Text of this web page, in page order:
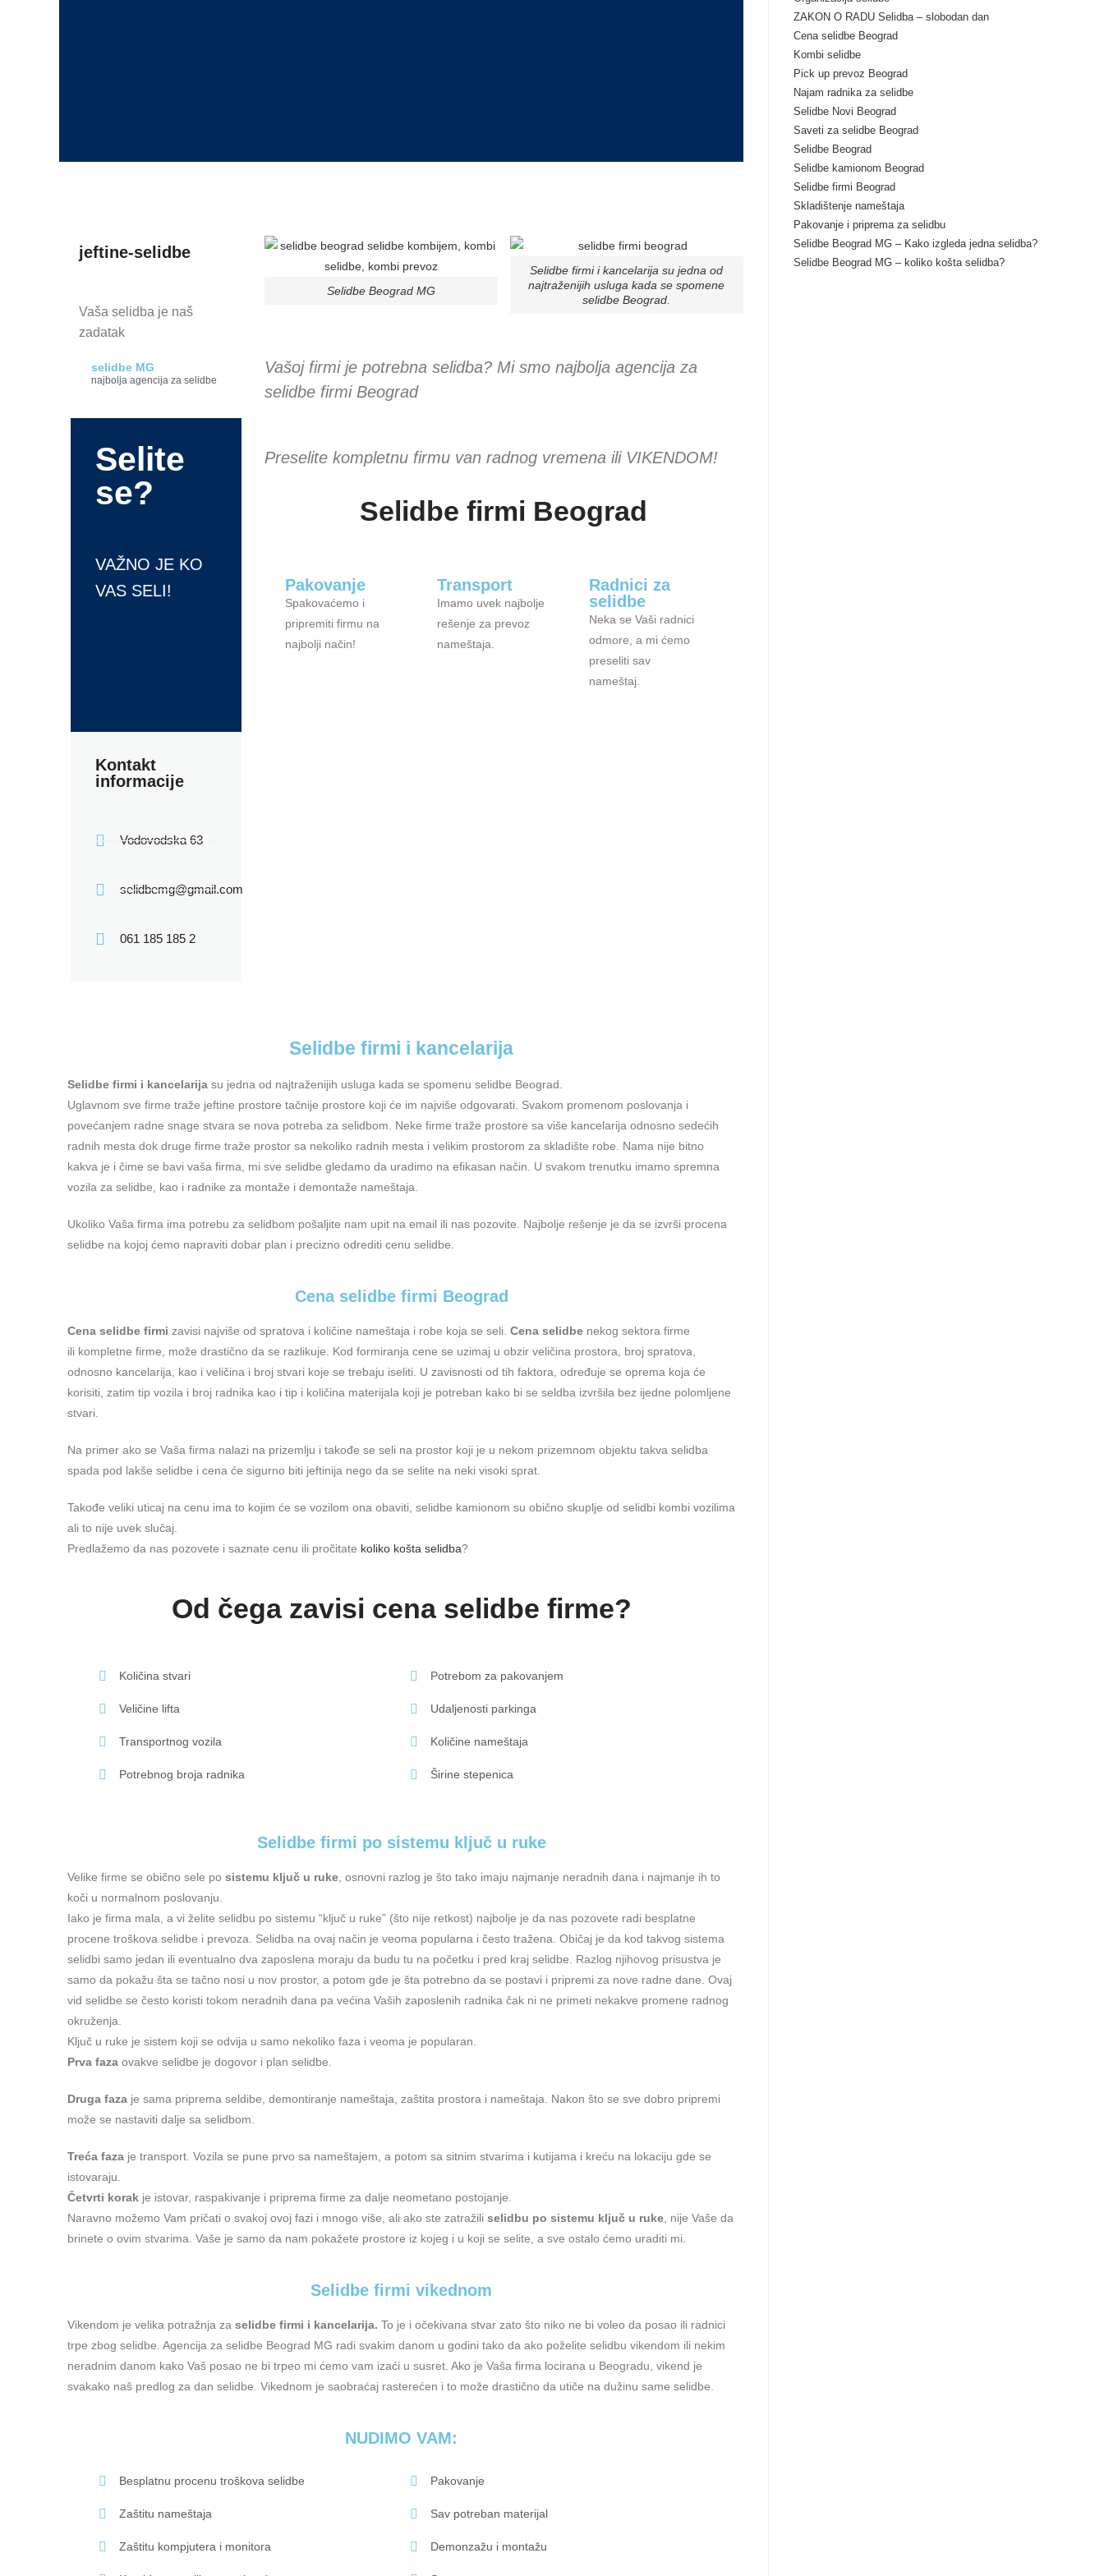
jeftine-selidbe
Vaša selidba je naš
zadatak
selidbe MG
najbolja agencija za selidbe
Selite
se?
VAŽNO JE KO
VAS SELI!
Kontakt
informacije
Vodovodska 63
selidbemg@gmail.com
061 185 185 2
Selidbe Beograd MG
Selidbe firmi i kancelarija su jedna od
najtraženijih usluga kada se spomene
selidbe Beograd.
Vašoj firmi je potrebna selidba? Mi smo najbolja agencija za
selidbe firmi Beograd
Preselite kompletnu firmu van radnog vremena ili VIKENDOM!
Selidbe firmi Beograd
Pakovanje
Spakovaćemo i
pripremiti firmu na
najbolji način!
Transport
Imamo uvek najbolje
rešenje za prevoz
nameštaja.
Radnici za
selidbe
Neka se Vaši radnici
odmore, a mi ćemo
preseliti sav
nameštaj.
Selidbe firmi i kancelarija
Selidbe firmi i kancelarija su jedna od najtraženijih usluga kada se spomenu selidbe Beograd.
Uglavnom sve firme traže jeftine prostore tačnije prostore koji će im najviše odgovarati. Svakom promenom poslovanja i
povećanjem radne snage stvara se nova potreba za selidbom. Neke firme traže prostore sa više kancelarija odnosno sedećih
radnih mesta dok druge firme traže prostor sa nekoliko radnih mesta i velikim prostorom za skladište robe. Nama nije bitno
kakva je i čime se bavi vaša firma, mi sve selidbe gledamo da uradimo na efikasan način. U svakom trenutku imamo spremna
vozila za selidbe, kao i radnike za montaže i demontaže nameštaja.
Ukoliko Vaša firma ima potrebu za selidbom pošaljite nam upit na email ili nas pozovite. Najbolje rešenje je da se izvrši procena
selidbe na kojoj ćemo napraviti dobar plan i precizno odrediti cenu selidbe.
Cena selidbe firmi Beograd
Cena selidbe firmi zavisi najviše od spratova i količine nameštaja i robe koja se seli. Cena selidbe nekog sektora firme
ili kompletne firme, može drastično da se razlikuje. Kod formiranja cene se uzimaj u obzir veličina prostora, broj spratova,
odnosno kancelarija, kao i veličina i broj stvari koje se trebaju iseliti. U zavisnosti od tih faktora, određuje se oprema koja će
korisiti, zatim tip vozila i broj radnika kao i tip i količina materijala koji je potreban kako bi se seldba izvršila bez ijedne polomljene
stvari.
Na primer ako se Vaša firma nalazi na prizemlju i takođe se seli na prostor koji je u nekom prizemnom objektu takva selidba
spada pod lakše selidbe i cena će sigurno biti jeftinija nego da se selite na neki visoki sprat.
Takođe veliki uticaj na cenu ima to kojim će se vozilom ona obaviti, selidbe kamionom su obično skuplje od selidbi kombi vozilima
ali to nije uvek slučaj.
Predlažemo da nas pozovete i saznate cenu ili pročitate koliko košta selidba?
Od čega zavisi cena selidbe firme?
Količina stvari
Veličine lifta
Transportnog vozila
Potrebnog broja radnika
Potrebom za pakovanjem
Udaljenosti parkinga
Količine nameštaja
Širine stepenica
Selidbe firmi po sistemu ključ u ruke
Velike firme se obično sele po sistemu ključ u ruke , osnovni razlog je što tako imaju najmanje neradnih dana i najmanje ih to
koči u normalnom poslovanju.
Iako je firma mala, a vi želite selidbu po sistemu “ključ u ruke” (što nije retkost) najbolje je da nas pozovete radi besplatne
procene troškova selidbe i prevoza. Selidba na ovaj način je veoma popularna i često tražena. Običaj je da kod takvog sistema
selidbi samo jedan ili eventualno dva zaposlena moraju da budu tu na početku i pred kraj selidbe. Razlog njihovog prisustva je
samo da pokažu šta se tačno nosi u nov prostor, a potom gde je šta potrebno da se postavi i pripremi za nove radne dane. Ovaj
vid selidbe se često koristi tokom neradnih dana pa većina Vaših zaposlenih radnika čak ni ne primeti nekakve promene radnog
okruženja.
Ključ u ruke je sistem koji se odvija u samo nekoliko faza i veoma je popularan.
Prva faza ovakve selidbe je dogovor i plan selidbe.
Druga faza je sama priprema seldibe, demontiranje nameštaja, zaštita prostora i nameštaja. Nakon što se sve dobro pripremi
može se nastaviti dalje sa selidbom.
Treća faza je transport. Vozila se pune prvo sa nameštajem, a potom sa sitnim stvarima i kutijama i kreću na lokaciju gde se
istovaraju.
Četvrti korak je istovar, raspakivanje i priprema firme za dalje neometano postojanje.
Naravno možemo Vam pričati o svakoj ovoj fazi i mnogo više, ali ako ste zatražili selidbu po sistemu ključ u ruke , nije Vaše da
brinete o ovim stvarima. Vaše je samo da nam pokažete prostore iz kojeg i u koji se selite, a sve ostalo ćemo uraditi mi.
Selidbe firmi vikednom
Vikendom je velika potražnja za selidbe firmi i kancelarija. To je i očekivana stvar zato što niko ne bi voleo da posao ili radnici
trpe zbog selidbe. Agencija za selidbe Beograd MG radi svakim danom u godini tako da ako poželite selidbu vikendom ili nekim
neradnim danom kako Vaš posao ne bi trpeo mi ćemo vam izaći u susret. Ako je Vaša firma locirana u Beogradu, vikend je
svakako naš predlog za dan selidbe. Vikednom je saobraćaj rasterećen i to može drastično da utiče na dužinu same selidbe.
NUDIMO VAM:
Besplatnu procenu troškova selidbe
Zaštitu nameštaja
Zaštitu kompjutera i monitora
Pakovanje
Sav potreban materijal
Demonzažu i montažu
ZAKON O RADU Selidba – slobodan dan
Cena selidbe Beograd
Kombi selidbe
Pick up prevoz Beograd
Najam radnika za selidbe
Selidbe Novi Beograd
Saveti za selidbe Beograd
Selidbe Beograd
Selidbe kamionom Beograd
Selidbe firmi Beograd
Skladištenje nameštaja
Pakovanje i priprema za selidbu
Selidbe Beograd MG – Kako izgleda jedna selidba?
Selidbe Beograd MG – koliko košta selidba?